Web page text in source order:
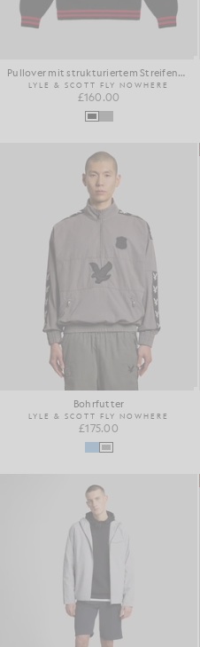
Pullover mit strukturiertem Streifenmuster
LYLE & SCOTT FLY NOWHERE
£160.00
Bohrfutter
LYLE & SCOTT FLY NOWHERE
£175.00